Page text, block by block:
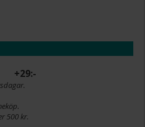
+29:-
500 kr.